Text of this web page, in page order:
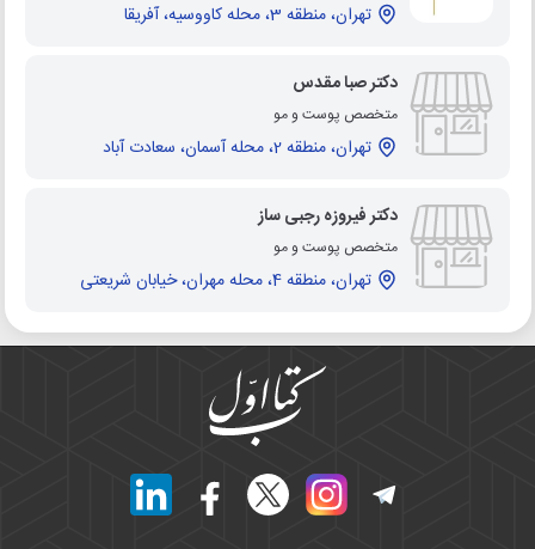
تهران، منطقه 3، محله کاووسیه، آفریقا
دکتر صبا مقدس
متخصص پوست و مو
تهران، منطقه 2، محله آسمان، سعادت آباد
دکتر فیروزه رجبی ساز
متخصص پوست و مو
تهران، منطقه 4، محله مهران، خیابان شریعتی